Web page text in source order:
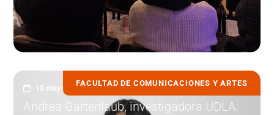
FACULTAD DE COMUNICACIONES Y ARTES
10 mayo, 2023
Andrea Gartenlaub, investigadora UDLA: